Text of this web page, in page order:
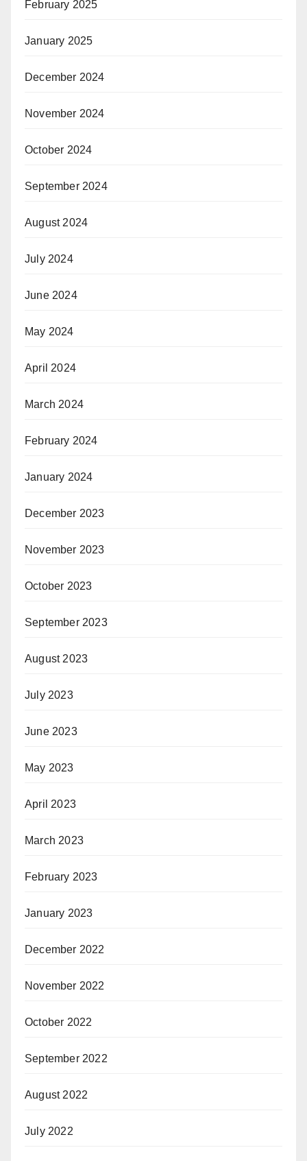
February 2025
January 2025
December 2024
November 2024
October 2024
September 2024
August 2024
July 2024
June 2024
May 2024
April 2024
March 2024
February 2024
January 2024
December 2023
November 2023
October 2023
September 2023
August 2023
July 2023
June 2023
May 2023
April 2023
March 2023
February 2023
January 2023
December 2022
November 2022
October 2022
September 2022
August 2022
July 2022